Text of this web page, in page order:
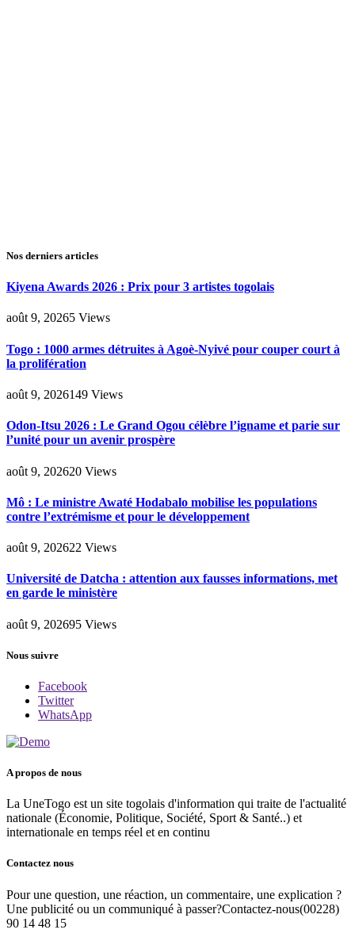
Nos derniers articles
Kiyena Awards 2026 : Prix pour 3 artistes togolais
août 9, 20265 Views
Togo : 1000 armes détruites à Agoè-Nyivé pour couper court à
la prolifération
août 9, 2026149 Views
Odon-Itsu 2026 : Le Grand Ogou célèbre l’igname et parie sur
l’unité pour un avenir prospère
août 9, 202620 Views
Mô : Le ministre Awaté Hodabalo mobilise les populations
contre l’extrémisme et pour le développement
août 9, 202622 Views
Université de Datcha : attention aux fausses informations, met
en garde le ministère
août 9, 202695 Views
Nous suivre
Facebook
Twitter
WhatsApp
A propos de nous
La UneTogo est un site togolais d'information qui traite de l'actualité
nationale (Économie, Politique, Société, Sport & Santé..) et
internationale en temps réel et en continu
Contactez nous
Pour une question, une réaction, un commentaire, une explication ?
Une publicité ou un communiqué à passer?Contactez-nous(00228)
90 14 48 15